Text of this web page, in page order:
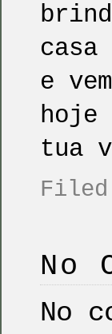
casa
e
hoje
tua
No
No